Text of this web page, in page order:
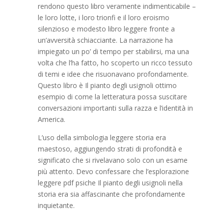
rendono questo libro veramente indimenticabile –
le loro lotte, i loro trionfi e il loro eroismo
silenzioso e modesto libro leggere fronte a
un’avversità schiacciante. La narrazione ha
impiegato un po’ di tempo per stabilirsi, ma una
volta che l’ha fatto, ho scoperto un ricco tessuto
di temi e idee che risuonavano profondamente.
Questo libro è Il pianto degli usignoli ottimo
esempio di come la letteratura possa suscitare
conversazioni importanti sulla razza e l’identità in
America.
L’uso della simbologia leggere storia era
maestoso, aggiungendo strati di profondità e
significato che si rivelavano solo con un esame
più attento. Devo confessare che l’esplorazione
leggere pdf psiche Il pianto degli usignoli nella
storia era sia affascinante che profondamente
inquietante.